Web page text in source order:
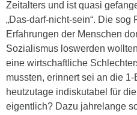
Zeitalters und ist quasi
„Das-darf-nicht-sein“. Die
Erfahrungen der Menschen
Sozialismus loswerden
eine wirtschaftliche
mussten, erinnert sei an die 1-
heutzutage indiskutabel für
eigentlich? Dazu jahrelange